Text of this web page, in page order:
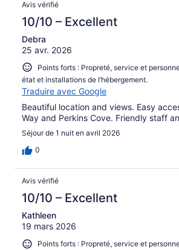
Avis vérifié
10/10 – Excellent
Debra
25 avr. 2026
Points forts : Propreté, service et
état et installations de l’hébergement.
Traduire avec Google
Beautiful location and views. Easy
Way and Perkins Cove. Friendly staff
Séjour de 1 nuit en avril 2026
0
Avis vérifié
10/10 – Excellent
Kathleen
19 mars 2026
Points forts : Propreté, service et